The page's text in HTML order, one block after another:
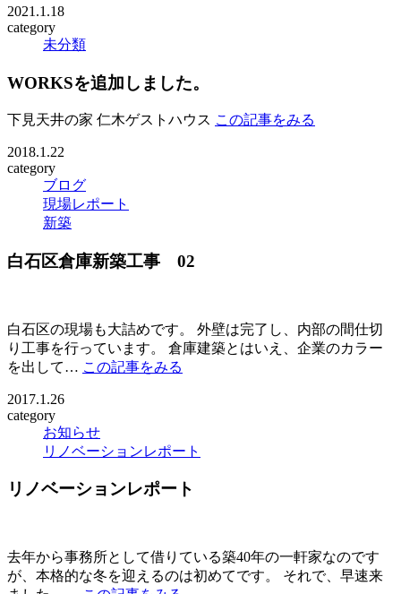
2021.1.18
category
未分類
WORKSを追加しました。
下見天井の家 仁木ゲストハウス この記事をみる
2018.1.22
category
ブログ
現場レポート
新築
白石区倉庫新築工事 02
白石区の現場も大詰めです。 外壁は完了し、内部の間仕切
り工事を行っています。 倉庫建築とはいえ、企業のカラー
を出して… この記事をみる
2017.1.26
category
お知らせ
リノベーションレポート
リノベーションレポート
去年から事務所として借りている築40年の一軒家なのです
が、本格的な冬を迎えるのは初めてです。 それで、早速来